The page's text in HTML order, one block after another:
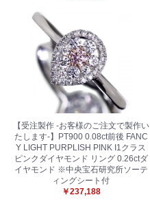
【受注製作 -お客様のご注文で製作い
たします-】PT900 0.08ct前後 FANC
Y LIGHT PURPLISH PINK I1クラス
ピンクダイヤモンド リング 0.26ctダ
イヤモンド ※中央宝石研究所ソーテ
ィングシート付
￥237,188